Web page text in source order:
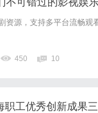
资源，支持多平台流畅
450 10
工优秀创新成果